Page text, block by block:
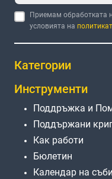
Приемам обработката
условията на
Категории
Инструменти
Поддръжка и
Поддържани
Как работи
Бюлетин
Календар на